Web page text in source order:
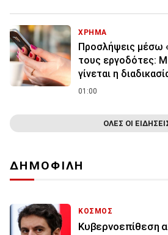
ΧΡΗΜΑ
Προσλήψεις μέσω
τους εργοδότες:
γίνεται η
01:00
ΟΛΕΣ ΟΙ
ΔΗΜΟΦΙΛΗ
ΚΟΣΜΟΣ
Κυβερνοεπίθεση